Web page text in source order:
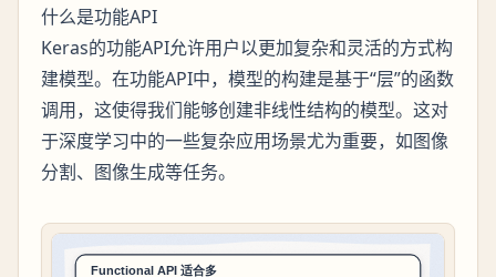
什么是功能API
Keras的功能API允许用户以更加复杂和灵活的方式构
建模型。在功能API中，模型的构建是基于“层”的函数
调用，这使得我们能够创建非线性结构的模型。这对
于深度学习中的一些复杂应用场景尤为重要，如图像
分割、图像生成等任务。